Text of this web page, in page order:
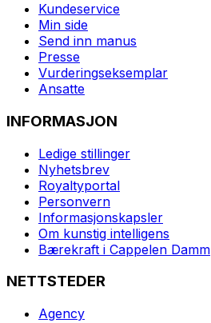
Kundeservice
Min side
Send inn manus
Presse
Vurderingseksemplar
Ansatte
INFORMASJON
Ledige stillinger
Nyhetsbrev
Royaltyportal
Personvern
Informasjonskapsler
Om kunstig intelligens
Bærekraft i Cappelen Damm
NETTSTEDER
Agency